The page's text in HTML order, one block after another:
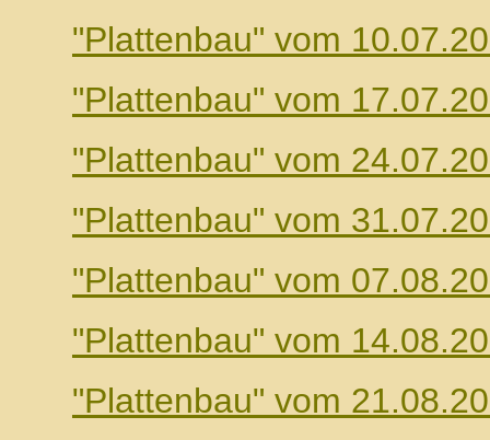
"Plattenbau" vom
"Plattenbau" vom
"Plattenbau" vom
"Plattenbau" vom
"Plattenbau" vom
"Plattenbau" vom
"Plattenbau" vom